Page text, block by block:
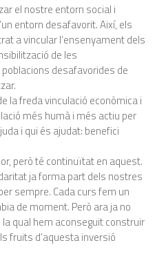
el nostre entorn social i
entorn desafavorit. Així, els
a vincular l’ensenyament dels
de les
desafavorides de
la freda vinculació econòmica i
més humà i més actiu per
i qui és ajudat: benefici
però té continuïtat en aquest.
ja forma part dels nostres
sempre. Cada curs fem un
de moment. Però ara ja no
la qual hem aconseguit construir
fruits d’aquesta inversió